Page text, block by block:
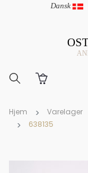
Dansk |
Hjem Varelager
638135